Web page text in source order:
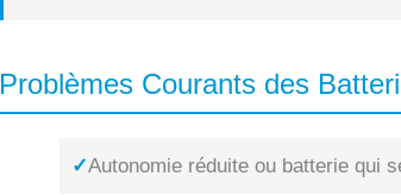
Problèmes Courants des
✓Autonomie réduite ou batterie qui